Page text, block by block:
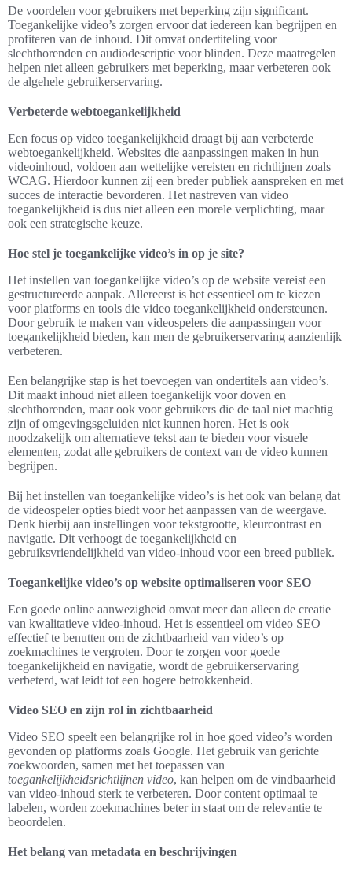
De voordelen voor gebruikers met beperking zijn significant.
Toegankelijke video’s zorgen ervoor dat iedereen kan begrijpen en
profiteren van de inhoud. Dit omvat ondertiteling voor
slechthorenden en audiodescriptie voor blinden. Deze maatregelen
helpen niet alleen gebruikers met beperking, maar verbeteren ook
de algehele gebruikerservaring.
Verbeterde webtoegankelijkheid
Een focus op video toegankelijkheid draagt bij aan verbeterde
webtoegankelijkheid. Websites die aanpassingen maken in hun
videoinhoud, voldoen aan wettelijke vereisten en richtlijnen zoals
WCAG. Hierdoor kunnen zij een breder publiek aanspreken en met
succes de interactie bevorderen. Het nastreven van video
toegankelijkheid is dus niet alleen een morele verplichting, maar
ook een strategische keuze.
Hoe stel je toegankelijke video’s in op je site?
Het instellen van toegankelijke video’s op de website vereist een
gestructureerde aanpak. Allereerst is het essentieel om te kiezen
voor platforms en tools die video toegankelijkheid ondersteunen.
Door gebruik te maken van videospelers die aanpassingen voor
toegankelijkheid bieden, kan men de gebruikerservaring aanzienlijk
verbeteren.
Een belangrijke stap is het toevoegen van ondertitels aan video’s.
Dit maakt inhoud niet alleen toegankelijk voor doven en
slechthorenden, maar ook voor gebruikers die de taal niet machtig
zijn of omgevingsgeluiden niet kunnen horen. Het is ook
noodzakelijk om alternatieve tekst aan te bieden voor visuele
elementen, zodat alle gebruikers de context van de video kunnen
begrijpen.
Bij het instellen van toegankelijke video’s is het ook van belang dat
de videospeler opties biedt voor het aanpassen van de weergave.
Denk hierbij aan instellingen voor tekstgrootte, kleurcontrast en
navigatie. Dit verhoogt de toegankelijkheid en
gebruiksvriendelijkheid van video-inhoud voor een breed publiek.
Toegankelijke video’s op website optimaliseren voor SEO
Een goede online aanwezigheid omvat meer dan alleen de creatie
van kwalitatieve video-inhoud. Het is essentieel om video SEO
effectief te benutten om de zichtbaarheid van video’s op
zoekmachines te vergroten. Door te zorgen voor goede
toegankelijkheid en navigatie, wordt de gebruikerservaring
verbeterd, wat leidt tot een hogere betrokkenheid.
Video SEO en zijn rol in zichtbaarheid
Video SEO speelt een belangrijke rol in hoe goed video’s worden
gevonden op platforms zoals Google. Het gebruik van gerichte
zoekwoorden, samen met het toepassen van
toegankelijkheidsrichtlijnen video, kan helpen om de vindbaarheid
van video-inhoud sterk te verbeteren. Door content optimaal te
labelen, worden zoekmachines beter in staat om de relevantie te
beoordelen.
Het belang van metadata en beschrijvingen